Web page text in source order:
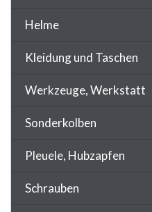
Helme
Kleidung und Taschen
Werkzeuge, Werkstatt
Sonderkolben
Pleuele, Hubzapfen
Schrauben